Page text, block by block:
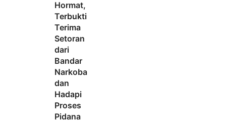
Hormat,
Terbukti
Terima
Setoran
dari
Bandar
Narkoba
dan
Hadapi
Proses
Pidana